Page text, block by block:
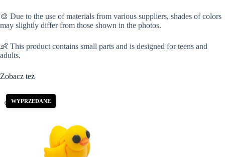
🎨 Due to the use of materials from various suppliers, shades of colors
may slightly differ from those shown in the photos.
👶 This product contains small parts and is designed for teens and
adults.
Zobacz też
WYPRZEDANE